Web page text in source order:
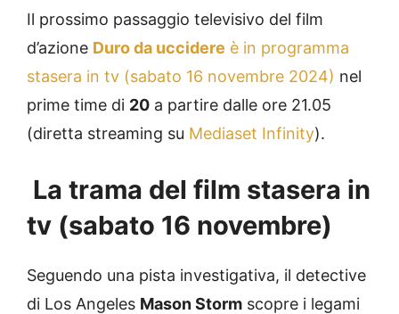
Il prossimo passaggio televisivo del film
d’azione Duro da uccidere è in programma
stasera in tv (sabato 16 novembre 2024) nel
prime time di 20 a partire dalle ore 21.05
(diretta streaming su Mediaset Infinity).
La trama del film stasera in
tv (sabato 16 novembre)
Seguendo una pista investigativa, il detective
di Los Angeles Mason Storm scopre i legami